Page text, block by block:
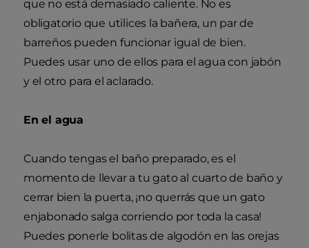
que no está demasiado caliente. No es
obligatorio que utilices la bañera, un par de
barreños pueden funcionar igual de bien.
Puedes usar uno de ellos para el agua con jabón
y el otro para el aclarado.
En el agua
Cuando tengas el baño preparado, es el
momento de llevar a tu gato al cuarto de baño y
cerrar bien la puerta, ¡no querrás que un gato
enjabonado salga corriendo por toda la casa!
Puedes ponerle bolitas de algodón en las orejas